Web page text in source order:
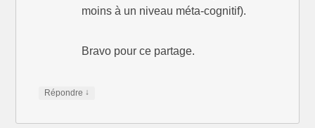
moins à un niveau méta-cognitif).
Bravo pour ce partage.
Répondre ↓